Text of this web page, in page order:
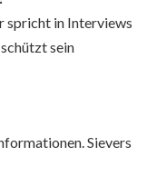
spricht in Interviews
sein
Sievers